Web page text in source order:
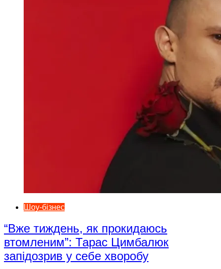
Шоу-бізнес
“Вже тиждень, як прокидаюсь
втомленим”: Тарас Цимбалюк
запідозрив у себе хворобу